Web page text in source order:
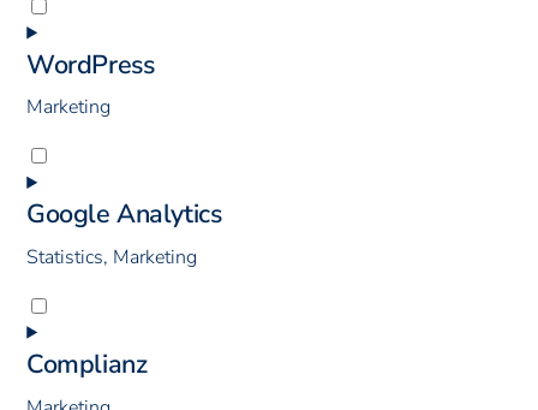
Consent
to
service
WordPress
Marketing
Consent
to
service
Google Analytics
Statistics, Marketing
Consent
to
service
Complianz